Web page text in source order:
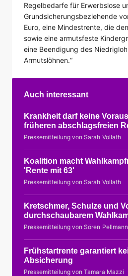
Regelbedarfe für Erwerbslose
Grundsicherungsbeziehende
Euro, eine Mindestrente, die
sowie eine armutsfeste
eine Beendigung des
Armutslöhnen.“
Auch interessant
Krankheit darf keine
früheren abschlagsfreien
Pressemitteilung von Sarah Vollath
Koalition macht
'Rente mit 63'
Pressemitteilung von Sarah Vollath
Kretschmer, Schulze und
durchschaubarem
Pressemitteilung von Sören Pellmann
Frühstartrente garantiert
Absicherung
Pressemitteilung von Tamara Mazzi